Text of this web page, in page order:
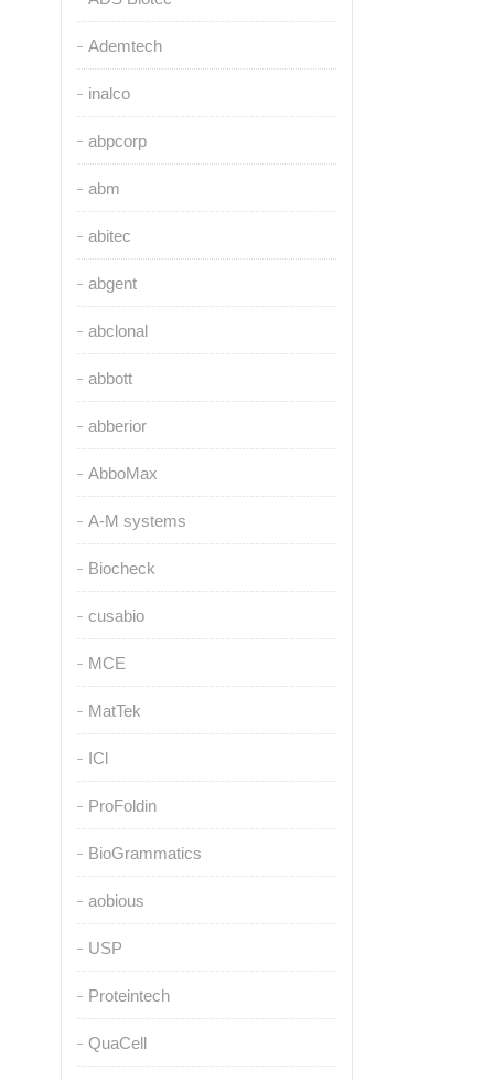
Ademtech
inalco
abpcorp
abm
abitec
abgent
abclonal
abbott
abberior
AbboMax
A-M systems
Biocheck
cusabio
MCE
MatTek
ICl
ProFoldin
BioGrammatics
aobious
USP
Proteintech
QuaCell